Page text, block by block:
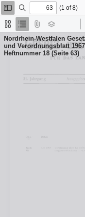
Thumbnails
Document
Outline
Attachments
Layers
Nordrhein-Westfalen
und Verordnungsblatt 1967
Heftnummer 18 (Seite 63)
Toggle
Sidebar
Find
(1 of 8)